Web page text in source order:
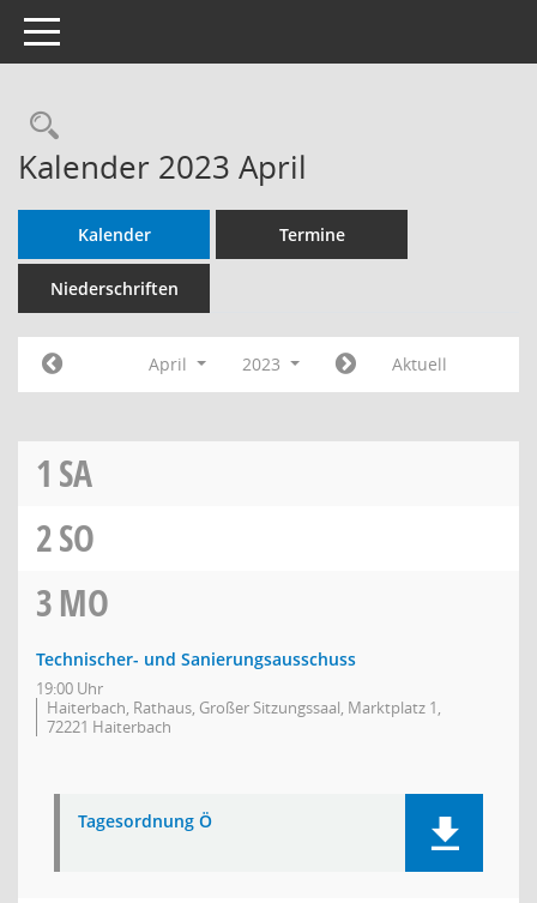
Toggle navigation
Rechercheauswahl
Kalender 2023 April
Kalender Termine
Niederschriften
April 2023 Aktuell
1 SA
2SO
3MO
Technischer- und Sanierungsausschuss
19:00 Uhr
Haiterbach, Rathaus, Großer Sitzungssaal, Marktplatz 1,
72221 Haiterbach
Tagesordnung Ö